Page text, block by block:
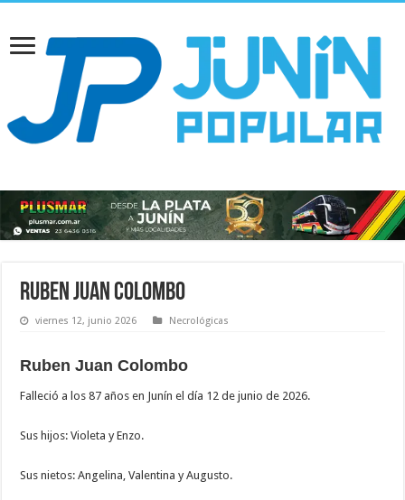
Ruben Juan Colombo
viernes 12, junio 2026 Necrológicas
Ruben Juan Colombo
Falleció a los 87 años en Junín el día 12 de junio de 2026.
Sus hijos: Violeta y Enzo.
Sus nietos: Angelina, Valentina y Augusto.